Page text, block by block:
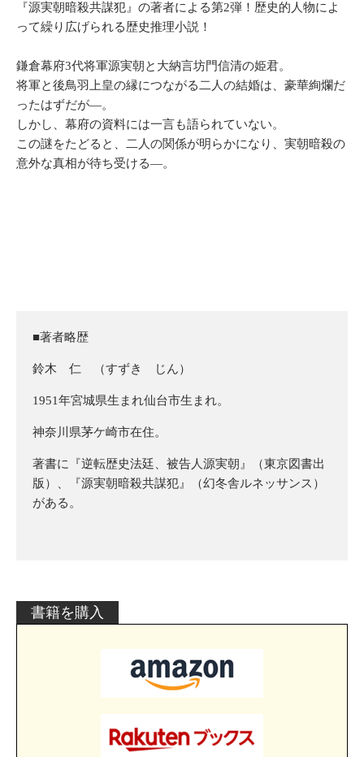
『源実朝暗殺共謀犯』の著者による第2弾！歴史的人物によ
って繰り広げられる歴史推理小説！
鎌倉幕府3代将軍源実朝と大納言坊門信清の姫君。
将軍と後鳥羽上皇の縁につながる二人の結婚は、豪華絢爛だ
ったはずだが―。
しかし、幕府の資料には一言も語られていない。
この謎をたどると、二人の関係が明らかになり、実朝暗殺の
意外な真相が待ち受ける―。
■著者略歴
鈴木 仁 （すずき じん）
1951年宮城県生まれ仙台市生まれ。
神奈川県茅ケ崎市在住。
著書に『逆転歴史法廷、被告人源実朝』（東京図書出
版）、『源実朝暗殺共謀犯』（幻冬舎ルネッサンス）
がある。
書籍を購入